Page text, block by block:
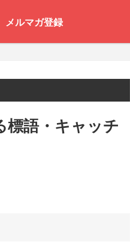
メルマガ登録
標語・キャッチ